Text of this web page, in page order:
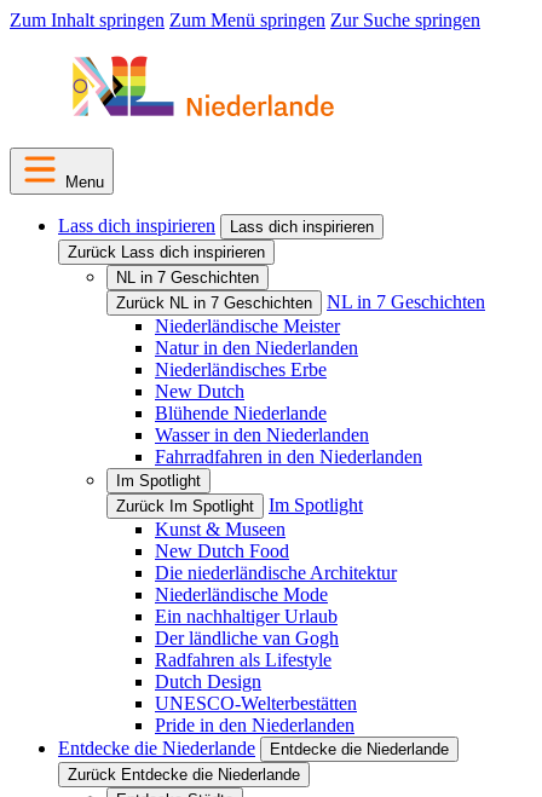
Zum Inhalt springen Zum Menü springen Zur Suche springen
Menu
Lass dich inspirieren
Lass dich inspirieren
Zurück Lass dich inspirieren
NL in 7 Geschichten
Zurück NL in 7 Geschichten
NL in 7 Geschichten
Niederländische Meister
Natur in den Niederlanden
Niederländisches Erbe
New Dutch
Blühende Niederlande
Wasser in den Niederlanden
Fahrradfahren in den Niederlanden
Im Spotlight
Zurück Im Spotlight
Im Spotlight
Kunst & Museen
New Dutch Food
Die niederländische Architektur
Niederländische Mode
Ein nachhaltiger Urlaub
Der ländliche van Gogh
Radfahren als Lifestyle
Dutch Design
UNESCO-Welterbestätten
Pride in den Niederlanden
Entdecke die Niederlande
Entdecke die Niederlande
Zurück Entdecke die Niederlande